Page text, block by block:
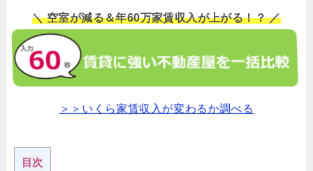
＼ 空室が減る＆年60万家賃収入が上がる！？ ／
＞＞いくら家賃収入が変わるか調べる
目次